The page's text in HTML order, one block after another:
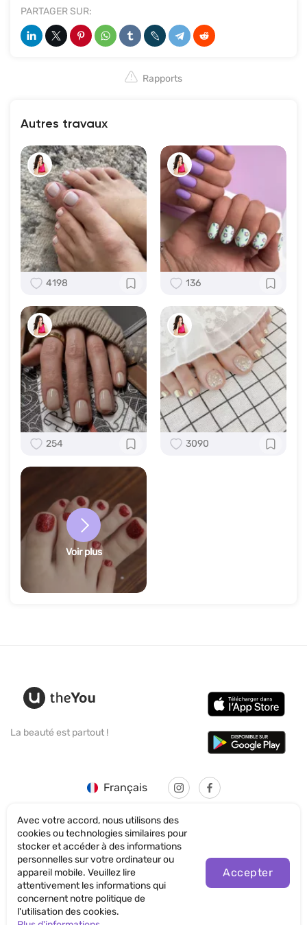
PARTAGER SUR:
Rapports
Autres travaux
4198 136
254 3090
Voir plus
La beauté est partout !
Français
© SANTICUM INTERNATIONAL LTD
Politique de confidentialité
Termes et conditions d'utilisation du site
Avec votre accord, nous utilisons des
cookies ou technologies similaires pour
stocker et accéder à des informations
personnelles sur votre ordinateur ou
appareil mobile. Veuillez lire
attentivement les informations qui
concernent notre politique de
l'utilisation des cookies.
Accepter